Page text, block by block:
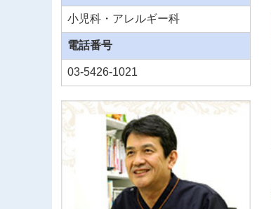
小児科・アレルギー科
電話番号
03-5426-1021